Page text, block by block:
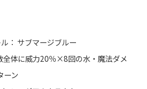
： サブマージブルー
全体に威力20％×8回の水・魔法ダメ
ーン